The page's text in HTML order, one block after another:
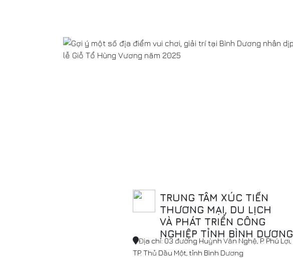
TRUNG TÂM XÚC TIẾN
THƯƠNG MẠI, DU LỊCH
VÀ PHÁT TRIỂN CÔNG
NGHIỆP TỈNH BÌNH DƯƠNG
Địa chỉ: 03 đường Huỳnh Văn Nghệ, P. Phú Lợi,
TP. Thủ Dầu Một, tỉnh Bình Dương